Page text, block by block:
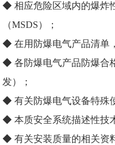
◆ 相应危险区域内的爆炸
（MSDS）；
◆ 在用防爆电气产品清单
◆ 各防爆电气产品防爆合
发）；
◆ 有关防爆电气设备特殊
◆ 本质安全系统描述性技
◆ 有关安装质量的相关资